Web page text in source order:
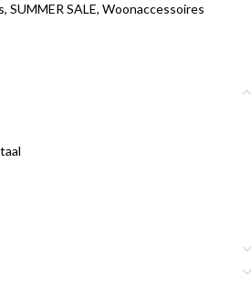
, SUMMER SALE, Woonaccessoires